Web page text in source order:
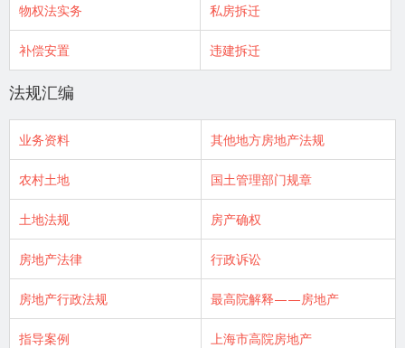
物权法实务 私房拆迁
补偿安置 违建拆迁
法规汇编
业务资料 其他地方房地产法规
农村土地 国土管理部门规章
土地法规 房产确权
房地产法律 行政诉讼
房地产行政法规 最高院解释——房地产
指导案例 上海市高院房地产